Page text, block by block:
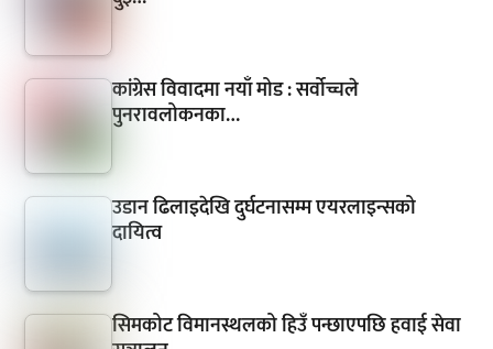
कांग्रेस विवादमा नयाँ मोड : सर्वोच्चले
पुनरावलोकनका…
उडान ढिलाइदेखि दुर्घटनासम्म एयरलाइन्सको
दायित्व
सिमकोट विमानस्थलको हिउँ पन्छाएपछि हवाई सेवा